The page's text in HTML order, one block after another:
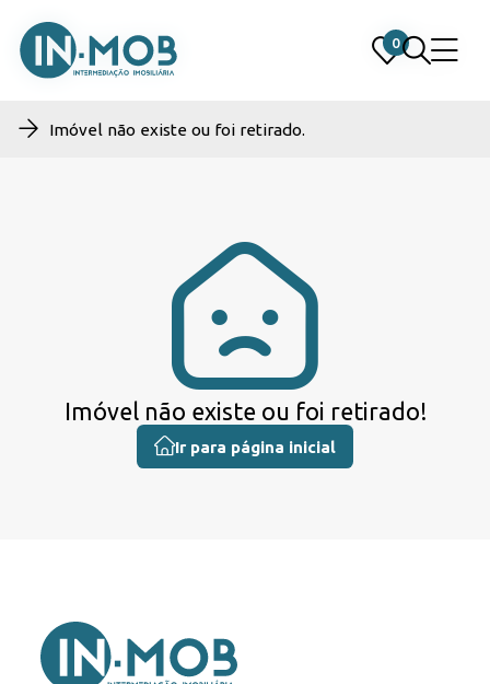
0
0
Imóvel não existe ou foi retirado.
Imóvel não existe ou foi retirado!
Ir para página inicial